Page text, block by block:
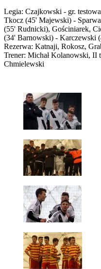
Legia: Czajkowski - gr.
Tkocz (45' Majewski) -
(55' Rudnicki), Gościniarek,
(34' Barnowski) - Karczewski
Rezerwa: Katnaji, Rokosz,
Trener: Michał Kolanowski, II
Chmielewski